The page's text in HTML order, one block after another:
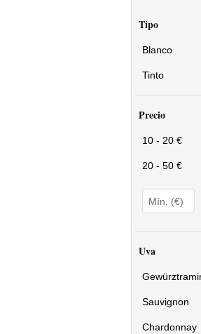
Tipo
Blanco
Tinto
Precio
10 - 20 €
20 - 50 €
Uva
Sauvignon
Chardonnay